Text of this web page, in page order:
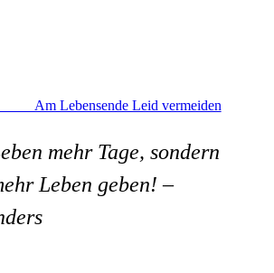
Lebensende Leid vermeiden
mehr Tage, sondern
Leben geben! –